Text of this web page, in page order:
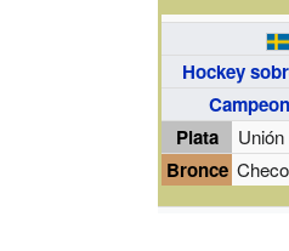
Hockey
Plata
Bronce